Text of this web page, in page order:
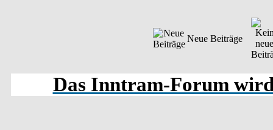
Neue Beiträge
Das Inntram-Forum